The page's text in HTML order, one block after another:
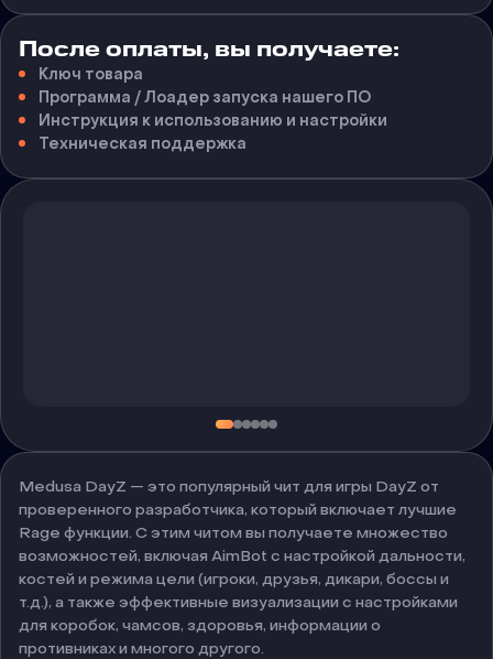
После оплаты, вы получаете:
Ключ товара
Программа / Лоадер запуска нашего ПО
Инструкция к использованию и настройки
Техническая поддержка
Medusa DayZ — это популярный чит для игры DayZ от
проверенного разработчика, который включает лучшие
Rage функции. С этим читом вы получаете множество
возможностей, включая AimBot с настройкой дальности,
костей и режима цели (игроки, друзья, дикари, боссы и
т.д.), а также эффективные визуализации с настройками
для коробок, чамсов, здоровья, информации о
противниках и многого другого.